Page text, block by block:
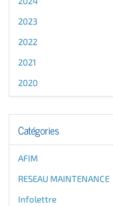
2023
2022
2021
2020
Catégories
AFIM
RESEAU MAINTENANCE
Infolettre